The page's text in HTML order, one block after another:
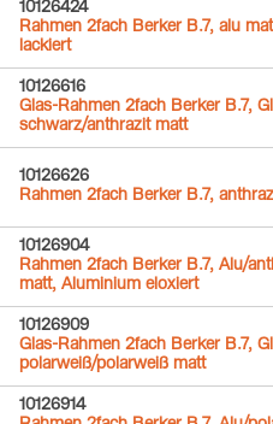
10126424
Rahmen 2fach Berker B.7, alu
lackiert
10126616
Glas-Rahmen 2fach Berker B.7,
schwarz/anthrazit matt
10126626
Rahmen 2fach Berker B.7,
10126904
Rahmen 2fach Berker B.7, Alu/
matt, Aluminium eloxiert
10126909
Glas-Rahmen 2fach Berker B.7,
polarweiß/polarweiß matt
10126914